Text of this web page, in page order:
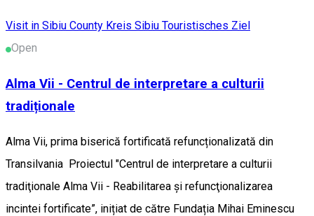
Visit in Sibiu County Kreis Sibiu Touristisches Ziel
Open
Alma Vii - Centrul de interpretare a culturii
tradiționale
Alma Vii, prima biserică fortificată refuncționalizată din
Transilvania Proiectul "Centrul de interpretare a culturii
tradiţionale Alma Vii - Reabilitarea și refuncţionalizarea
incintei fortificate”, inițiat de către Fundația Mihai Eminescu